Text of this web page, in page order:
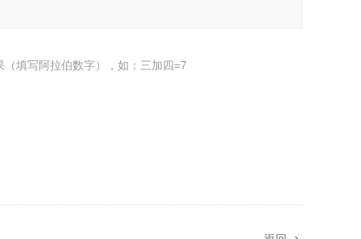
（填写阿拉伯数字），如：三加四=7